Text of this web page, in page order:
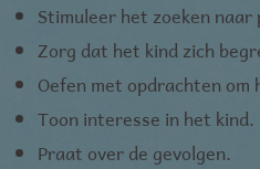
Stimuleer het zoeken
Zorg dat het kind zich
Oefen met opdrachten
Toon interesse in het kind.
Praat over de gevolgen.
__gads
u